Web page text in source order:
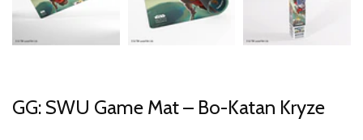
GG: SWU Game Mat – Bo-Katan Kryze